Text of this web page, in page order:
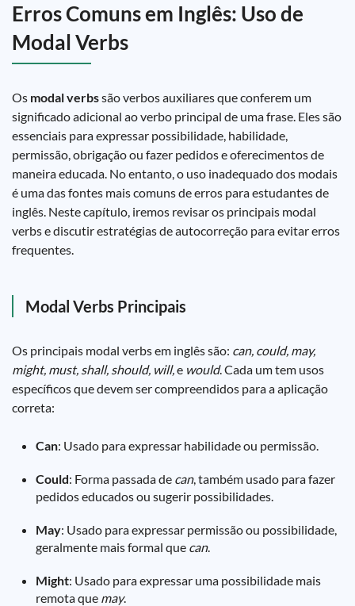
Erros Comuns em Inglês: Uso de
Modal Verbs
Os modal verbssão verbos auxiliares que conferem um
significado adicional ao verbo principal de uma frase. Eles são
essenciais para expressar possibilidade, habilidade,
permissão, obrigação ou fazer pedidos e oferecimentos de
maneira educada. No entanto, o uso inadequado dos modais
é uma das fontes mais comuns de erros para estudantes de
inglês. Neste capítulo, iremos revisar os principais modal
verbs e discutir estratégias de autocorreção para evitar erros
frequentes.
Modal Verbs Principais
Os principais modal verbs em inglês são: can, could, may,
might, must, shall, should, will,e would. Cada um tem usos
específicos que devem ser compreendidos para a aplicação
correta:
Can: Usado para expressar habilidade ou permissão.
Could: Forma passada de can, também usado para fazer
pedidos educados ou sugerir possibilidades.
May: Usado para expressar permissão ou possibilidade,
geralmente mais formal que can.
Might: Usado para expressar uma possibilidade mais
remota que may.